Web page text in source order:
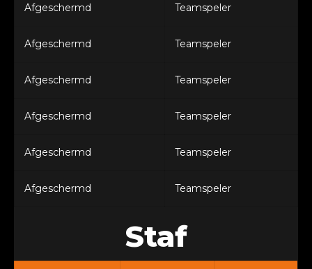
Afgeschermd Teamspeler
Afgeschermd Teamspeler
Afgeschermd Teamspeler
Afgeschermd Teamspeler
Afgeschermd Teamspeler
Afgeschermd Teamspeler
Staf